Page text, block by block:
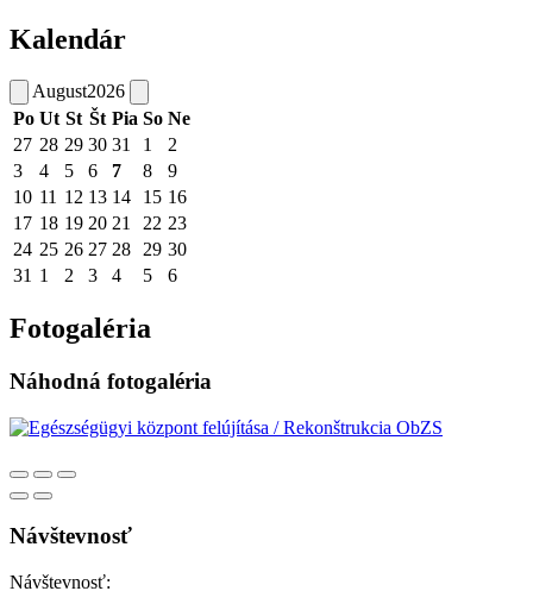
Kalendár
August2026
Po Ut St Št Pia So Ne
27 28 29 30 31 1
2
3
4 5 6 7 8
9
10 11 12 13 14 15 16
17 18 19 20 21 22 23
24 25 26 27 28 29 30
31 1 2 3 4 5 6
Fotogaléria
Náhodná fotogaléria
Návštevnosť
Návštevnosť: